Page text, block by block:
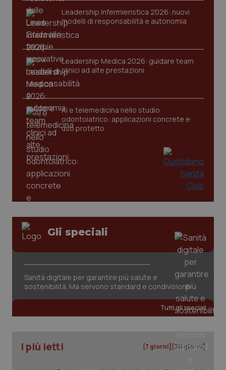
Leadership Infermieristica 2026: nuovi
modelli di responsabilità e autonomia
Leadership Medica 2026: guidare team
clinici ad alte prestazioni
AI e telemedicina nello studio
odontoiatrico: applicazioni concrete e
uso protetto
Gli speciali
Sanità digitale per garantire più salute e
sostenibilità. Ma servono standard e condivisione
Tutti gli speciali
I più letti [7 giorni] [30 giorni]
.youtube.com
CookieScriptConsent
www.quotidianosanita.it
www.quotidianosanita.it
2